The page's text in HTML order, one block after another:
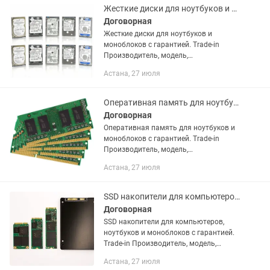
объявлении. В...
Жесткие диски для ноутбуков и моноблоков с гарантией.
Договорная
Жесткие диски для ноутбуков и
моноблоков с гарантией. Trade-in
Производитель, модель,
внешний вид данного товара могут
объявлении. В...
Астана, 27 июля
Оперативная память для ноутбуков и моноблоков с гарантией.
Договорная
Оперативная память для ноутбуков и
моноблоков с гарантией. Trade-in
Производитель, модель,
внешний вид данного товара могут
Астана, 27 июля
SSD накопители для компьютеров, ноутбуков и моноблоков с гарантией.
Договорная
SSD накопители для компьютеров,
ноутбуков и моноблоков с гарантией.
Trade-in Производитель, модель,
внешний вид данного товара могут
Астана, 27 июля